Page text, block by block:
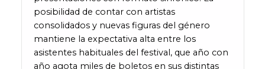
posibilidad de contar con artistas
consolidados y nuevas figuras del género
mantiene la expectativa alta entre los
asistentes habituales del festival, que año con
año agota miles de boletos en sus distintas